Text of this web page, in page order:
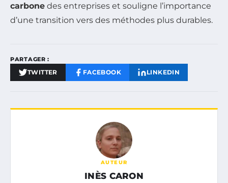
carbone des entreprises et souligne l’importance
d’une transition vers des méthodes plus durables.
PARTAGER :
TWITTER FACEBOOK LINKEDIN
AUTEUR
INÈS CARON